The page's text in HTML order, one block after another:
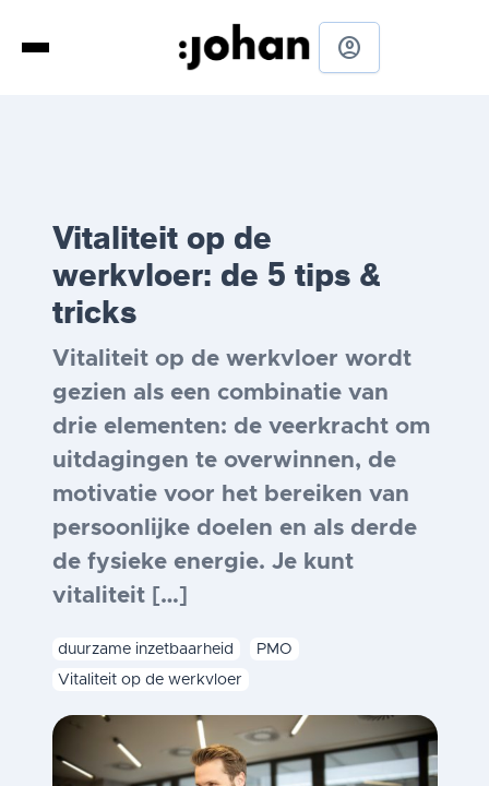
account_circle
Vitaliteit op de
werkvloer: de 5 tips &
tricks
Vitaliteit op de werkvloer wordt
gezien als een combinatie van
drie elementen: de veerkracht om
uitdagingen te overwinnen, de
motivatie voor het bereiken van
persoonlijke doelen en als derde
de fysieke energie. Je kunt
vitaliteit […]
duurzame inzetbaarheid
PMO
Vitaliteit op de werkvloer